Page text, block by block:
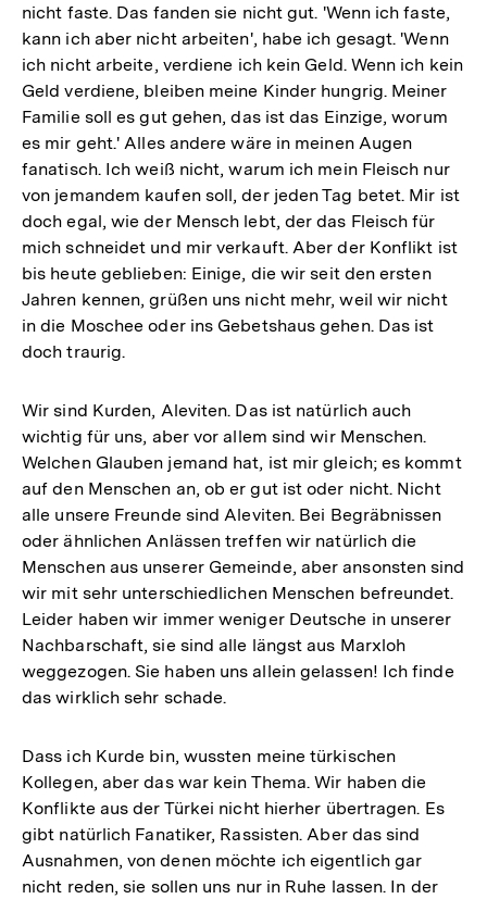
nicht faste. Das fanden sie nicht gut. 'Wenn ich faste,
kann ich aber nicht arbeiten', habe ich gesagt. 'Wenn
ich nicht arbeite, verdiene ich kein Geld. Wenn ich kein
Geld verdiene, bleiben meine Kinder hungrig. Meiner
Familie soll es gut gehen, das ist das Einzige, worum
es mir geht.' Alles andere wäre in meinen Augen
fanatisch. Ich weiß nicht, warum ich mein Fleisch nur
von jemandem kaufen soll, der jeden Tag betet. Mir ist
doch egal, wie der Mensch lebt, der das Fleisch für
mich schneidet und mir verkauft. Aber der Konflikt ist
bis heute geblieben: Einige, die wir seit den ersten
Jahren kennen, grüßen uns nicht mehr, weil wir nicht
in die Moschee oder ins Gebetshaus gehen. Das ist
doch traurig.
Wir sind Kurden, Aleviten. Das ist natürlich auch
wichtig für uns, aber vor allem sind wir Menschen.
Welchen Glauben jemand hat, ist mir gleich; es kommt
auf den Menschen an, ob er gut ist oder nicht. Nicht
alle unsere Freunde sind Aleviten. Bei Begräbnissen
oder ähnlichen Anlässen treffen wir natürlich die
Menschen aus unserer Gemeinde, aber ansonsten sind
wir mit sehr unterschiedlichen Menschen befreundet.
Leider haben wir immer weniger Deutsche in unserer
Nachbarschaft, sie sind alle längst aus Marxloh
weggezogen. Sie haben uns allein gelassen! Ich finde
das wirklich sehr schade.
Dass ich Kurde bin, wussten meine türkischen
Kollegen, aber das war kein Thema. Wir haben die
Konflikte aus der Türkei nicht hierher übertragen. Es
gibt natürlich Fanatiker, Rassisten. Aber das sind
Ausnahmen, von denen möchte ich eigentlich gar
nicht reden, sie sollen uns nur in Ruhe lassen. In der